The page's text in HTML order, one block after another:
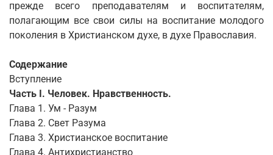
прежде всего препо­давателям и воспитателям,
полагающим все свои силы на воспитание молодого
поколения в Христианском духе, в духе Православия.
Содержание
Вступление
Часть I. Человек. Нравственность.
Глава 1. Ум - Разум
Глава 2. Свет Разума
Глава 3. Христианское воспитание
Глава 4. Антихристианство